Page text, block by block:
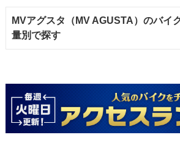
MVアグスタ（MV AGUSTA）のバイ
量別で探す